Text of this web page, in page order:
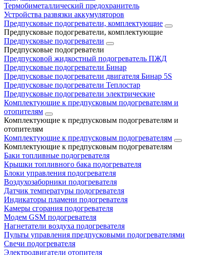
Термобиметаллический предохранитель
Устройства развязки аккумуляторов
Предпусковые подогреватели, комплектующие
Предпусковые подогреватели, комплектующие
Предпусковые подогреватели
Предпусковые подогреватели
Предпусковой жидкостный подогреватель ПЖД
Предпусковые подогреватели Бинар
Предпусковые подогреватели двигателя Бинар 5S
Предпусковые подогреватели Теплостар
Предпусковые подогреватели электрические
Комплектующие к предпусковым подогревателям и
отопителям
Комплектующие к предпусковым подогревателям и
отопителям
Комплектующие к предпусковым подогревателям
Комплектующие к предпусковым подогревателям
Баки топливные подогревателя
Крышки топливного бака подогревателя
Блоки управления подогревателя
Воздухозаборники подогревателя
Датчик температуры подогревателя
Индикаторы пламени подогревателя
Камеры сгорания подогревателя
Модем GSM подогревателя
Нагнетатели воздуха подогревателя
Пульты управления предпусковыми подогревателями
Свечи подогревателя
Электродвигатели отопителя